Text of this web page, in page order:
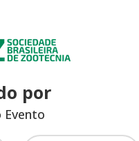
por
Evento